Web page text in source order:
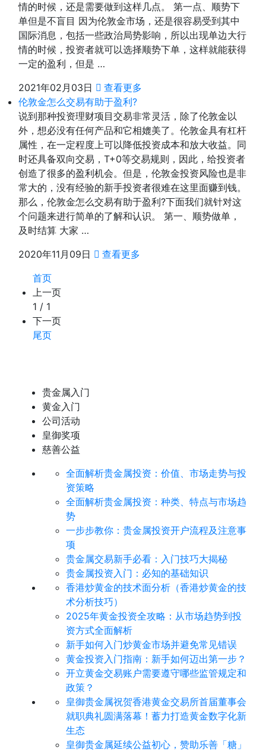
情的时候，还是需要做到这样几点。 第一点、顺势下
单但是不盲目 因为伦敦金市场，还是很容易受到其中
国际消息，包括一些政治局势影响，所以出现单边大行
情的时候，投资者就可以选择顺势下单，这样就能获得
一定的盈利，但是 …
2021年02月03日
查看更多
伦敦金怎么交易有助于盈利?
说到那种投资理财项目交易非常灵活，除了伦敦金以
外，想必没有任何产品和它相媲美了。伦敦金具有杠杆
属性，在一定程度上可以降低投资成本和放大收益。同
时还具备双向交易，T+0等交易规则，因此，给投资者
创造了很多的盈利机会。但是，伦敦金投资风险也是非
常大的，没有经验的新手投资者很难在这里面赚到钱。
那么，伦敦金怎么交易有助于盈利?下面我们就针对这
个问题来进行简单的了解和认识。 第一、顺势做单，
及时结算 大家 …
2020年11月09日
查看更多
首页
上一页
1 / 1
下一页
尾页
贵金属入门
黄金入门
公司活动
皇御奖项
慈善公益
全面解析贵金属投资：价值、市场走势与投
资策略
全面解析贵金属投资：种类、特点与市场趋
势
​一步步教你：贵金属投资开户流程及注意事
项
贵金属交易新手必看：入门技巧大揭秘
贵金属投资入门：必知的基础知识
香港炒黄金的技术面分析（香港炒黄金的技
术分析技巧）
2025年黄金投资全攻略：从市场趋势到投
资方式全面解析
新手如何入门炒黄金市场并避免常见错误
黄金投资入门指南：新手如何迈出第一步？
开立黄金交易账户需要遵守哪些监管规定和
政策？
皇御贵金属祝贺香港黄金交易所首届董事会
就职典礼圆满落幕！蓄力打造黄金数字化新
生态
皇御贵金属延续公益初心，赞助乐善「糖」